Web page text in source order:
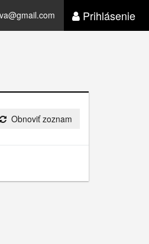
Prihlásenie
Obnoviť zoznam